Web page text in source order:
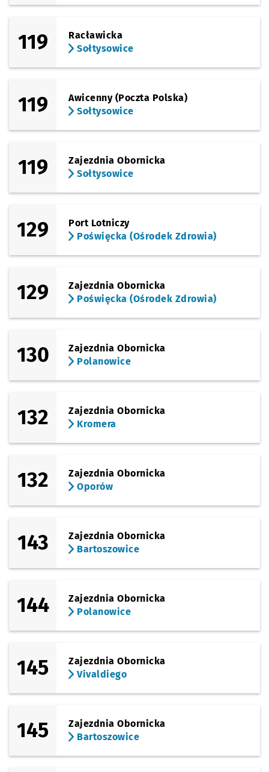
119
Racławicka
Sołtysowice
119
Awicenny (Poczta Polska)
Sołtysowice
119
Zajezdnia Obornicka
Sołtysowice
129
Port Lotniczy
Poświęcka (Ośrodek Zdrowia)
129
Zajezdnia Obornicka
Poświęcka (Ośrodek Zdrowia)
130
Zajezdnia Obornicka
Polanowice
132
Zajezdnia Obornicka
Kromera
132
Zajezdnia Obornicka
Oporów
143
Zajezdnia Obornicka
Bartoszowice
144
Zajezdnia Obornicka
Polanowice
145
Zajezdnia Obornicka
Vivaldiego
145
Zajezdnia Obornicka
Bartoszowice